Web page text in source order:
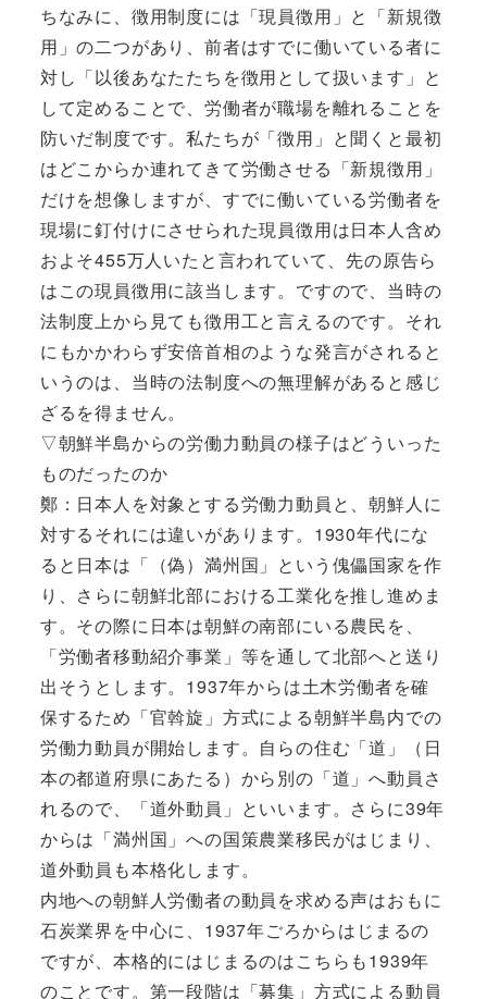
ちなみに、徴用制度には「現員徴用」と「新規徴
用」の二つがあり、前者はすでに働いている者に
対し「以後あなたたちを徴用として扱います」と
して定めることで、労働者が職場を離れることを
防いだ制度です。私たちが「徴用」と聞くと最初
はどこからか連れてきて労働させる「新規徴用」
だけを想像しますが、すでに働いている労働者を
現場に釘付けにさせられた現員徴用は日本人含め
およそ455万人いたと言われていて、先の原告ら
はこの現員徴用に該当します。ですので、当時の
法制度上から見ても徴用工と言えるのです。それ
にもかかわらず安倍首相のような発言がされると
いうのは、当時の法制度への無理解があると感じ
ざるを得ません。
▽朝鮮半島からの労働力動員の様子はどういった
ものだったのか
鄭：日本人を対象とする労働力動員と、朝鮮人に
対するそれには違いがあります。1930年代にな
ると日本は「（偽）満州国」という傀儡国家を作
り、さらに朝鮮北部における工業化を推し進めま
す。その際に日本は朝鮮の南部にいる農民を、
「労働者移動紹介事業」等を通して北部へと送り
出そうとします。1937年からは土木労働者を確
保するため「官斡旋」方式による朝鮮半島内での
労働力動員が開始します。自らの住む「道」（日
本の都道府県にあたる）から別の「道」へ動員さ
れるので、「道外動員」といいます。さらに39年
からは「満州国」への国策農業移民がはじまり、
道外動員も本格化します。
内地への朝鮮人労働者の動員を求める声はおもに
石炭業界を中心に、1937年ごろからはじまるの
ですが、本格的にはじまるのはこちらも1939年
のことです。第一段階は「募集」方式による動員